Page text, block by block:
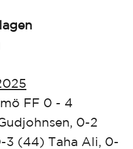
FF 0 - 4
0-2
3 (44) Taha Ali, 0-